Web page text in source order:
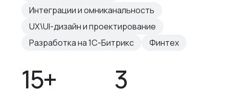
Интеграции и омниканальность
UX\UI-дизайн и проектирование
Разработка на 1С-Битрикс
Финтех
15+ 3